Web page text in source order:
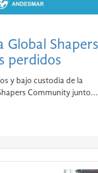
Global Shapers
perdidos
y bajo custodia de la
de Global Shapers Community junto...